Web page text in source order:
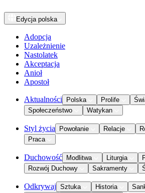
Edycja polska
Adopcja
Uzależnienie
Nastolatek
Akceptacja
Anioł
Apostoł
Aktualności Polska Prolife
Społeczeństwo
Watykan
Styl życia Powołanie Relacje
Praca
Duchowość Modlitwa Liturgia
Rozwój Duchowy
Sakramenty
Odkrywaj Sztuka Historia